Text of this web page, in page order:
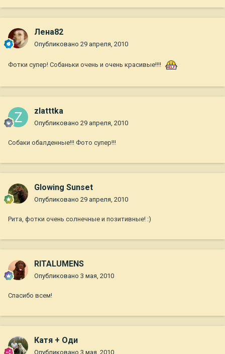
Лена82
Опубликовано 29 апреля, 2010
Фотки супер! Собаньки очень и очень красивые!!!!
zlatttka
Опубликовано 29 апреля, 2010
Собаки обалденные!!! Фото супер!!!
Glowing Sunset
Опубликовано 29 апреля, 2010
Рита, фотки очень солнечные и позитивные! :)
RITALUMENS
Опубликовано 3 мая, 2010
Спасибо всем!
Катя + Оди
Опубликовано 3 мая, 2010